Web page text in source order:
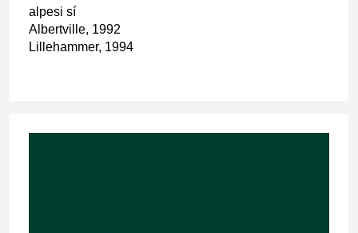
alpesi sí
Albertville, 1992
Lillehammer, 1994